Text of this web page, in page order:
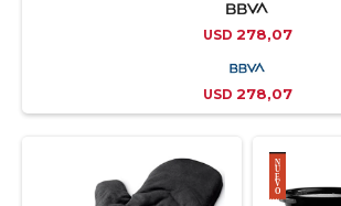
USD 278,07
USD 278,07